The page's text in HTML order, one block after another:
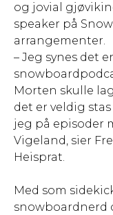
og jovial
speaker på
arrangementer.
– Jeg synes det
Morten skulle
det er veldig
jeg på episoder
Vigeland, sier
Heisprat.
Med som
snowboardnerd